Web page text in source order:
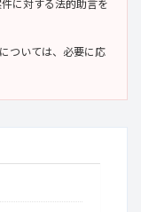
に対する法的助言を
ついては、必要に応